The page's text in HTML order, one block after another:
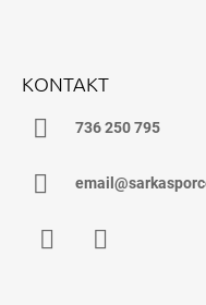
KONTAKT
736 250 795